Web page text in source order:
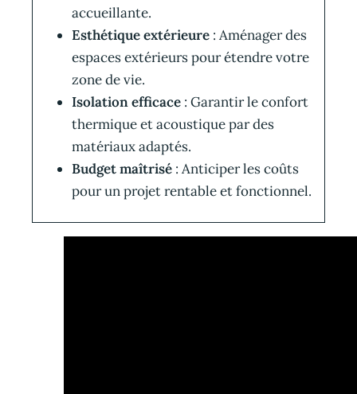
accueillante.
Esthétique extérieure: Aménager des
espaces extérieurs pour étendre votre
zone de vie.
Isolation efficace: Garantir le confort
thermique et acoustique par des
matériaux adaptés.
Budget maîtrisé: Anticiper les coûts
pour un projet rentable et fonctionnel.